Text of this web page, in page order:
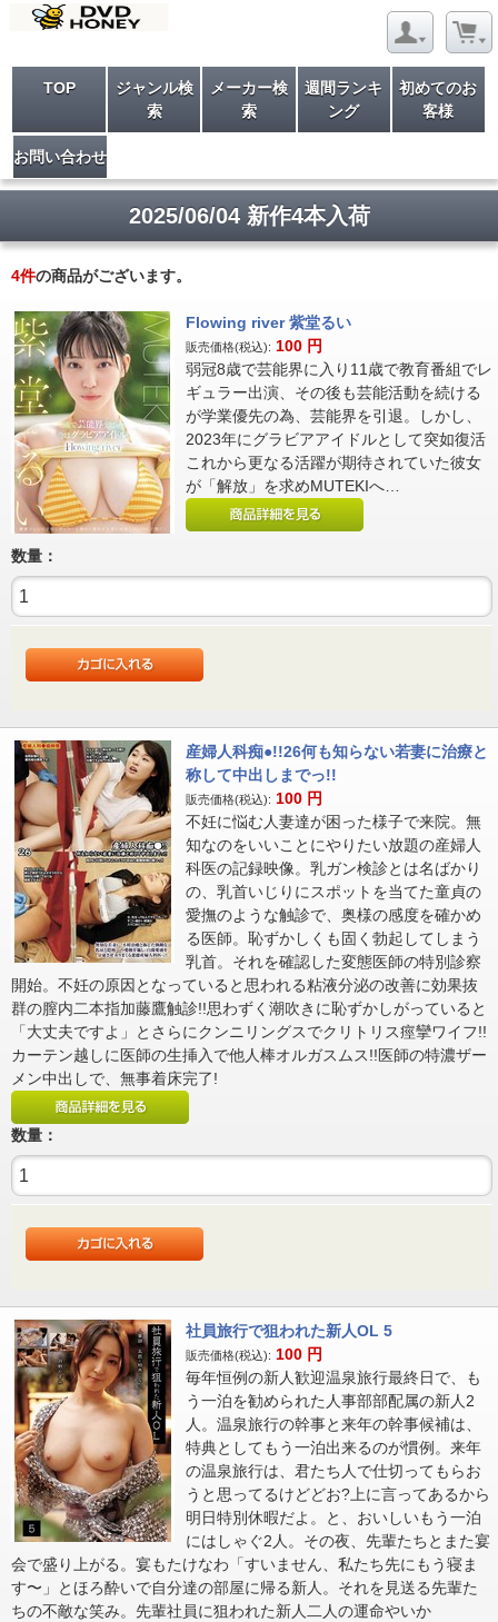
TOP
ジャンル検
索
メーカー検
索
週間ランキ
ング
初めてのお
客様
お問い合わせ
2025/06/04 新作4本入荷
4件の商品がございます。
Flowing river 紫堂るい
販売価格(税込): 100 円
弱冠8歳で芸能界に入り11歳で教育番組でレ
ギュラー出演、その後も芸能活動を続ける
が学業優先の為、芸能界を引退。しかし、
2023年にグラビアアイドルとして突如復活
これから更なる活躍が期待されていた彼女
が「解放」を求めMUTEKIへ…
数量：
産婦人科痴●!!26何も知らない若妻に治療と
称して中出しまでっ!!
販売価格(税込): 100 円
不妊に悩む人妻達が困った様子で来院。無
知なのをいいことにやりたい放題の産婦人
科医の記録映像。乳ガン検診とは名ばかり
の、乳首いじりにスポットを当てた童貞の
愛撫のような触診で、奥様の感度を確かめ
る医師。恥ずかしくも固く勃起してしまう
乳首。それを確認した変態医師の特別診察
開始。不妊の原因となっていると思われる粘液分泌の改善に効果抜
群の膣内二本指加藤鷹触診!!思わずく潮吹きに恥ずかしがっていると
「大丈夫ですよ」とさらにクンニリングスでクリトリス痙攣ワイフ!!
カーテン越しに医師の生挿入で他人棒オルガスムス!!医師の特濃ザー
メン中出しで、無事着床完了!
数量：
社員旅行で狙われた新人OL 5
販売価格(税込): 100 円
毎年恒例の新人歓迎温泉旅行最終日で、も
う一泊を勧められた人事部部配属の新人2
人。温泉旅行の幹事と来年の幹事候補は、
特典としてもう一泊出来るのが慣例。来年
の温泉旅行は、君たち人で仕切ってもらお
うと思ってるけどどお?上に言ってあるから
明日特別休暇だよ。と、おいしいもう一泊
にはしゃぐ2人。その夜、先輩たちとまた宴
会で盛り上がる。宴もたけなわ「すいません、私たち先にもう寝ま
す〜」とほろ酔いで自分達の部屋に帰る新人。それを見送る先輩た
ちの不敵な笑み。先輩社員に狙われた新人二人の運命やいか